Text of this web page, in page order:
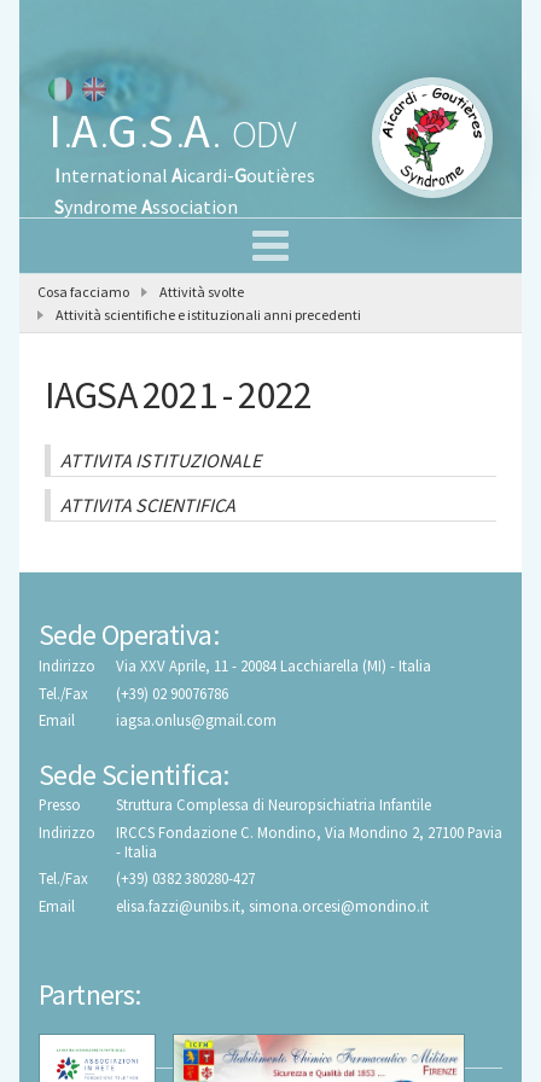
I.A.G.S.A. ODV
International Aicardi-Goutières
Syndrome Association
Cosa facciamo
Attività svolte
Attività scientifiche e istituzionali anni precedenti
IAGSA 2021 - 2022
ATTIVITA ISTITUZIONALE
ATTIVITA SCIENTIFICA
Sede Operativa:
Indirizzo
Via XXV Aprile, 11 - 20084 Lacchiarella (MI) - Italia
Tel./Fax
(+39) 02 90076786
Email
iagsa.onlus@gmail.com
Sede Scientifica:
Presso
Struttura Complessa di Neuropsichiatria Infantile
Indirizzo
IRCCS Fondazione C. Mondino, Via Mondino 2, 27100 Pavia
- Italia
Tel./Fax
(+39) 0382 380280-427
Email
elisa.fazzi@unibs.it, simona.orcesi@mondino.it
Partners: